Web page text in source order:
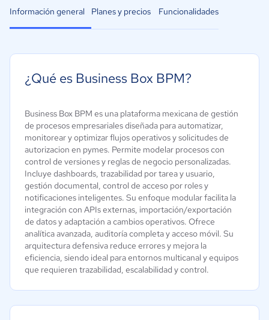
Información general Planes y precios Funcionalidades
¿Qué es Business Box BPM?
Business Box BPM es una plataforma mexicana de gestión
de procesos empresariales diseñada para automatizar,
monitorear y optimizar flujos operativos y solicitudes de
autorizacion en pymes. Permite modelar procesos con
control de versiones y reglas de negocio personalizadas.
Incluye dashboards, trazabilidad por tarea y usuario,
gestión documental, control de acceso por roles y
notificaciones inteligentes. Su enfoque modular facilita la
integración con APIs externas, importación/exportación
de datos y adaptación a cambios operativos. Ofrece
analítica avanzada, auditoría completa y acceso móvil. Su
arquitectura defensiva reduce errores y mejora la
eficiencia, siendo ideal para entornos multicanal y equipos
que requieren trazabilidad, escalabilidad y control.